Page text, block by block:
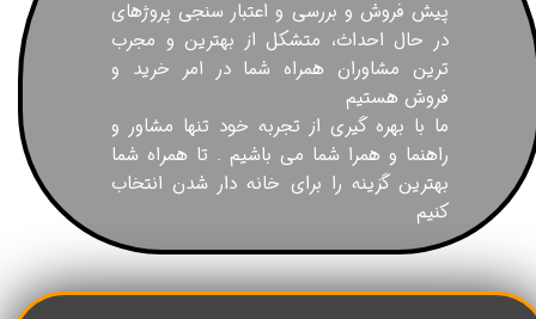
پیش فروش و بررسی و اعتبار سنجی پروژهای
در حال احداث، متشکل از بهترین و مجرب
ترین مشاوران همراه شما در امر خرید و
فروش هستیم
ما با بهره گیری از تجربه خود تنها مشاور و
راهنما و همرا شما می باشیم . تا همراه شما
بهترین گزینه را برای خانه دار شدن انتخاب
کنیم